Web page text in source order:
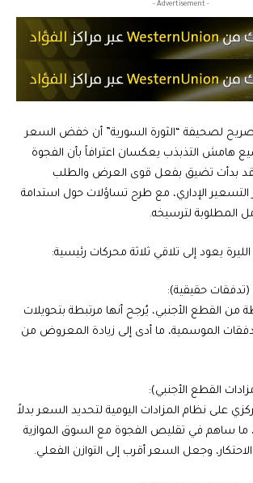
- Advertisement -
لصحيفة “الثورة السورية” أن خفض السعر
هامش التذبذب يعكسان اعترافاً بأن الفجوة
قد بدأت تضيق بفعل قوى العرض والطلب
التسعير الإداري، مع طرح تساؤلات حول استدامة
المطلوبة لترسيخه.
يعود إلى تلاقي ثلاثة محركات رئيسية:
حقيقية):
القطع الأجنبي، يُرجح أنها مرتبطة بتحويلات
الموسمية، ما أدى إلى زيادة المعروض من
القطع الأجنبي):
على نظام المزادات اليومية لتحديد السعر بدلاً
ما ساهم في تقليص الفجوة مع السوق الموازية
وجعل السعر أقرب إلى التوازن الفعلي.